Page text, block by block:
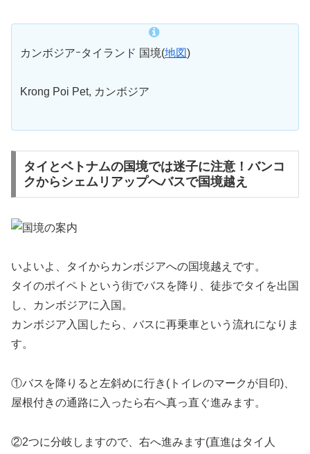
カンボジアｰタイランド 国境(地図)
Krong Poi Pet, カンボジア
タイとベトナムの国境では迷子に注意！バンコ
クからシェムリアップへバスで国境越え
いよいよ、タイからカンボジアへの国境越えです。
タイのポイペトという街でバスを降り、徒歩でタイを出国
し、カンボジアに入国。
カンボジア入国したら、バスに再乗車という流れになりま
す。
①バスを降りると左斜めに行き(トイレのマークが目印)、
屋根付きの通路に入ったら右へ真っ直ぐ進みます。
②2つに分岐しますので、右へ進みます(直進はタイ人